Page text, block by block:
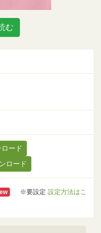
む
ード
ロード
※要設定 設定方法はこ